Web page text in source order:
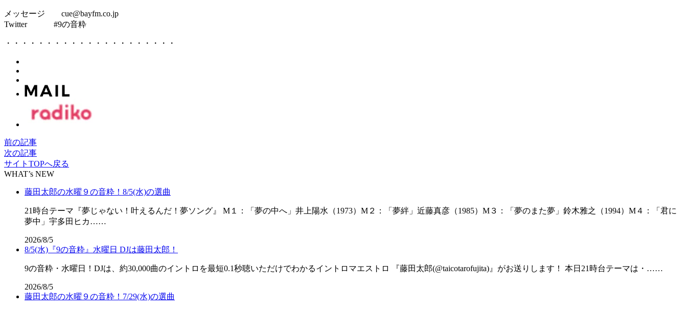
メッセージ cue@bayfm.co.jp
Twitter #9の音粋
・・・・・・・・・・・・・・・・・・・・・
前の記事
次の記事
サイトTOPへ戻る
WHAT’s NEW
藤田太郎の水曜９の音粋！8/5(水)の選曲
21時台テーマ『夢じゃない！叶えるんだ！夢ソング』 M１：「夢の中へ」井上陽水（1973）M２：「夢絆」近藤真彦（1985）M３：「夢のまた夢」鈴木雅之（1994）M４：「君に
夢中」宇多田ヒカ……
2026/8/5
8/5(水)『9の音粋』水曜日 DJは藤田太郎！
9の音粋・水曜日！DJは、約30,000曲のイントロを最短0.1秒聴いただけでわかるイントロマエストロ 『藤田太郎(@taicotarofujita)』がお送りします！ 本日21時台テーマは・……
2026/8/5
藤田太郎の水曜９の音粋！7/29(水)の選曲